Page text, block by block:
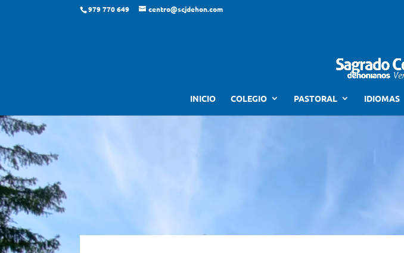
979 770 649 centro@scjdehon.com
INICIO COLEGIO PASTORAL IDIOMAS